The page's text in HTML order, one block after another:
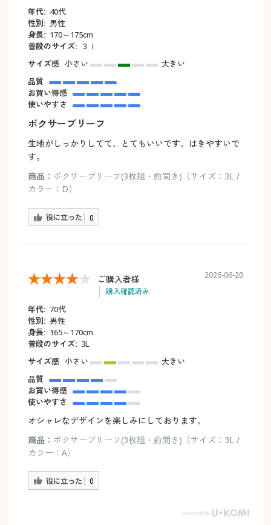
年代: 40代
性別: 男性
身長: 170～175cm
普段のサイズ: ３ｌ
サイズ感 小さい
大きい
品質
お買い得感
使いやすさ
ボクサーブリーフ
生地がしっかりしてて、とてもいいです。はきやすいで
す。
商品： ボクサーブリーフ(3枚組・前開き)（サイズ：3L /
カラー：D）
役に立った 0
ご購入者様
購入確認済み
2026-06-20
年代: 70代
性別: 男性
身長: 165～170cm
普段のサイズ: 3L
サイズ感 小さい
大きい
品質
お買い得感
使いやすさ
オシャレなデザインを楽しみにしております。
商品： ボクサーブリーフ(3枚組・前開き)（サイズ：3L /
カラー：A）
役に立った 0